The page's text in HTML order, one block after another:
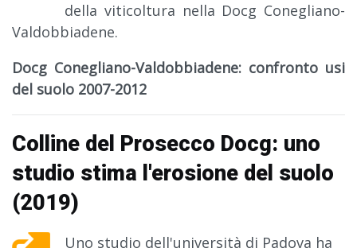
della viticoltura nella Docg Conegliano-
Valdobbiadene.
Docg Conegliano-Valdobbiadene: confronto usi
del suolo 2007-2012
Colline del Prosecco Docg: uno
studio stima l'erosione del suolo
(2019)
Uno studio dell'università di Padova ha